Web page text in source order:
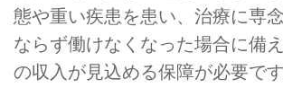
態や重い疾患を患い、治療に専
ならず働けなくなった場合に備
の収入が見込める保障が必要です